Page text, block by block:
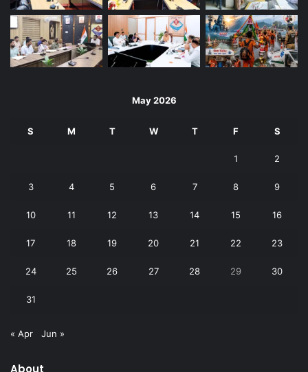
May 2026
S M T W T F S
1 2
3 4 5 6 7 8 9
10 11 12 13 14 15 16
17 18 19 20 21 22 23
24 25 26 27 28 29 30
31
« Apr Jun »
About